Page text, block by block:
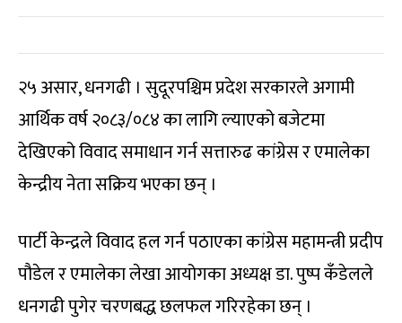
२५ असार, धनगढी । सुदूरपश्चिम प्रदेश सरकारले अगामी
आर्थिक वर्ष २०८३/०८४ का लागि ल्याएको बजेटमा
देखिएको विवाद समाधान गर्न सत्तारुढ कांग्रेस र एमालेका
केन्द्रीय नेता सक्रिय भएका छन् ।
पार्टी केन्द्रले विवाद हल गर्न पठाएका कांग्रेस महामन्त्री प्रदीप
पौडेल र एमालेका लेखा आयोगका अध्यक्ष डा. पुष्प कँडेलले
धनगढी पुगेर चरणबद्ध छलफल गरिरहेका छन् ।